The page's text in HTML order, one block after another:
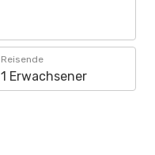
Reisende
1 Erwachsener